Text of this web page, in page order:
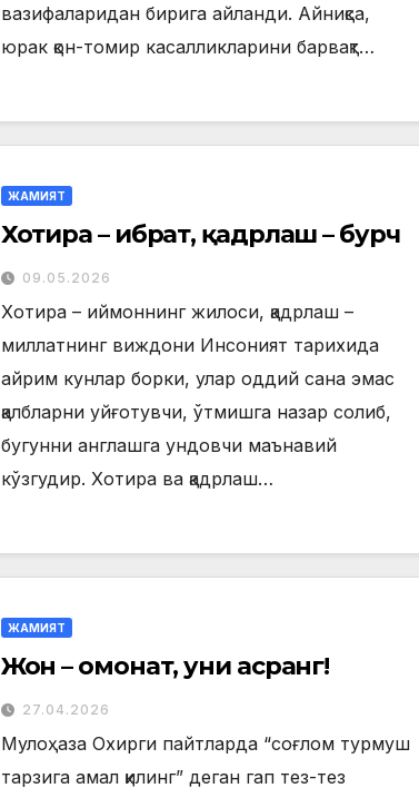
вазифаларидан бирига айланди. Айниқса,
юрак қон-томир касалликларини барвақт…
ЖАМИЯТ
Хотира – ибрат, қадрлаш – бурч
09.05.2026
Хотира – иймоннинг жилоси, қадрлаш –
миллатнинг виждони Инсоният тарихида
айрим кунлар борки, улар оддий сана эмас
қалбларни уйғотувчи, ўтмишга назар солиб,
бугунни англашга ундовчи маънавий
кўзгудир. Хотира ва қадрлаш…
ЖАМИЯТ
Жон – омонат, уни асранг!
27.04.2026
Мулоҳаза Охирги пайтларда “соғлом турмуш
тарзига амал қилинг” деган гап тез-тез